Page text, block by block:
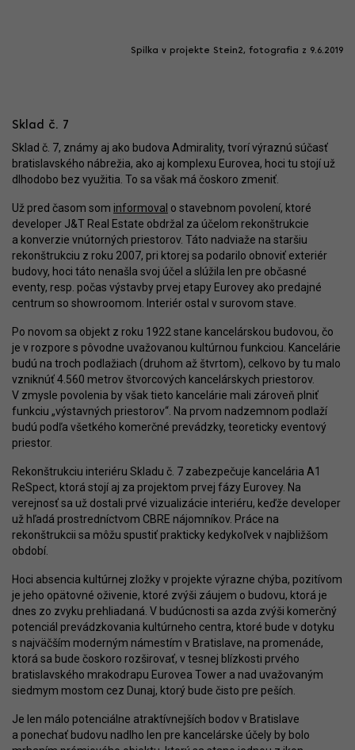
Spilka v projekte Stein2, fotografia z 9.6.2019
Sklad č. 7
Sklad č. 7, známy aj ako budova Admirality, tvorí výraznú súčasť
bratislavského nábrežia, ako aj komplexu Eurovea, hoci tu stojí už
dlhodobo bez využitia. To sa však má čoskoro zmeniť.
Už pred časom som informoval o stavebnom povolení, ktoré
developer J&T Real Estate obdržal za účelom rekonštrukcie
a konverzie vnútorných priestorov. Táto nadviaže na staršiu
rekonštrukciu z roku 2007, pri ktorej sa podarilo obnoviť exteriér
budovy, hoci táto nenašla svoj účel a slúžila len pre občasné
eventy, resp. počas výstavby prvej etapy Eurovey ako predajné
centrum so showroomom. Interiér ostal v surovom stave.
Po novom sa objekt z roku 1922 stane kancelárskou budovou, čo
je v rozpore s pôvodne uvažovanou kultúrnou funkciou. Kancelárie
budú na troch podlažiach (druhom až štvrtom), celkovo by tu malo
vzniknúť 4.560 metrov štvorcových kancelárskych priestorov.
V zmysle povolenia by však tieto kancelárie mali zároveň plniť
funkciu „výstavných priestorov“. Na prvom nadzemnom podlaží
budú podľa všetkého komerčné prevádzky, teoreticky eventový
priestor.
Rekonštrukciu interiéru Skladu č. 7 zabezpečuje kancelária A1
ReSpect, ktorá stojí aj za projektom prvej fázy Eurovey. Na
verejnosť sa už dostali prvé vizualizácie interiéru, keďže developer
už hľadá prostredníctvom CBRE nájomníkov. Práce na
rekonštrukcii sa môžu spustiť prakticky kedykoľvek v najbližšom
období.
Hoci absencia kultúrnej zložky v projekte výrazne chýba, pozitívom
je jeho opätovné oživenie, ktoré zvýši záujem o budovu, ktorá je
dnes zo zvyku prehliadaná. V budúcnosti sa azda zvýši komerčný
potenciál prevádzkovania kultúrneho centra, ktoré bude v dotyku
s najväčším moderným námestím v Bratislave, na promenáde,
ktorá sa bude čoskoro rozširovať, v tesnej blízkosti prvého
bratislavského mrakodrapu Eurovea Tower a nad uvažovaným
siedmym mostom cez Dunaj, ktorý bude čisto pre peších.
Je len málo potenciálne atraktívnejších bodov v Bratislave
a ponechať budovu nadlho len pre kancelárske účely by bolo